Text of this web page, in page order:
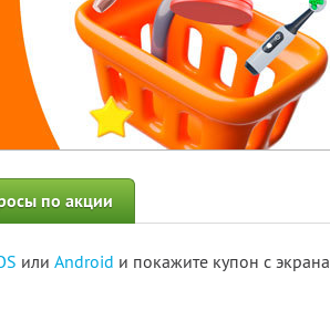
по акции
или Android и покажите купон с экрана